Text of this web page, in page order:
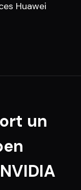
Huawei
un